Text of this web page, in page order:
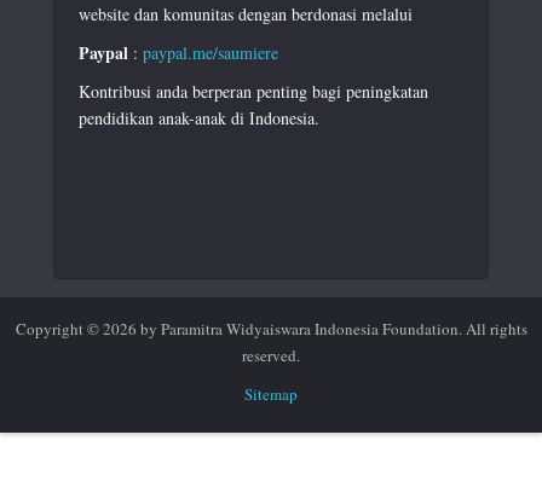
website dan komunitas dengan berdonasi melalui
Paypal : paypal.me/saumiere
Kontribusi anda berperan penting bagi peningkatan
pendidikan anak-anak di Indonesia.
Copyright © 2026 by Paramitra Widyaiswara Indonesia Foundation. All rights
reserved.
Sitemap